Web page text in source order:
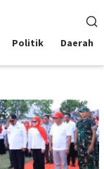
Politik Daerah